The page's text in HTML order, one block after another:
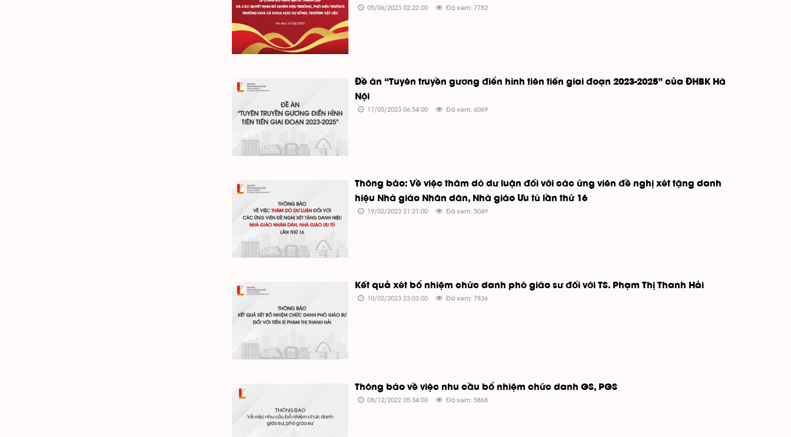
05/06/2023 02:22:00 Đã xem: 7782
Đề án “Tuyên truyền gương điển hình tiên tiến giai đoạn 2023-2025” của ĐHBK Hà
Nội
17/05/2023 06:54:00 Đã xem: 6069
Thông báo: Về việc thăm dò dư luận đối với các ứng viên đề nghị xét tặng danh
hiệu Nhà giáo Nhân dân, Nhà giáo Ưu tú lần thứ 16
19/02/2023 21:21:00 Đã xem: 5049
Kết quả xét bổ nhiệm chức danh phó giáo sư đối với TS. Phạm Thị Thanh Hải
10/02/2023 23:03:00 Đã xem: 7836
Thông báo về việc nhu cầu bổ nhiệm chức danh GS, PGS
08/12/2022 05:34:00 Đã xem: 5868